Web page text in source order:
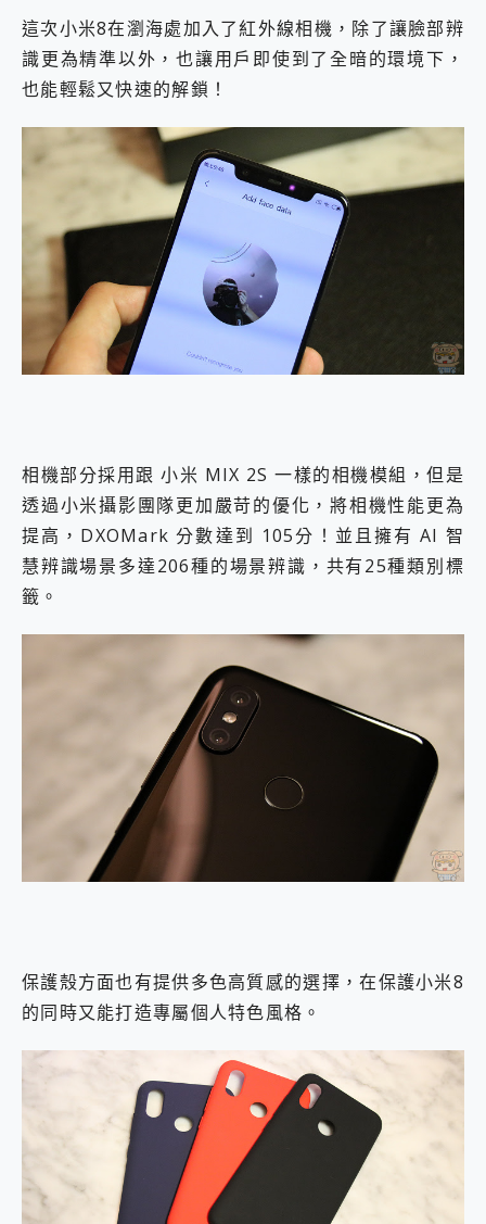
這次小米8在瀏海處加入了紅外線相機，除了讓臉部辨
識更為精準以外，也讓用戶即使到了全暗的環境下，
也能輕鬆又快速的解鎖！
相機部分採用跟 小米 MIX 2S 一樣的相機模組，但是
透過小米攝影團隊更加嚴苛的優化，將相機性能更為
提高，DXOMark 分數達到 105分！並且擁有 AI 智
慧辨識場景多達206種的場景辨識，共有25種類別標
籤。
保護殼方面也有提供多色高質感的選擇，在保護小米8
的同時又能打造專屬個人特色風格。